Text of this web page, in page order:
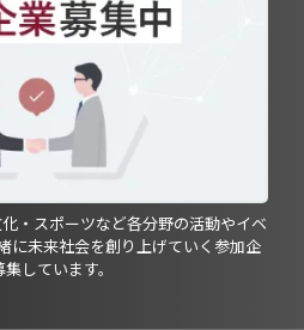
・スポーツなど各分野の活動やイベ
に未来社会を創り上げていく参加企
しています。